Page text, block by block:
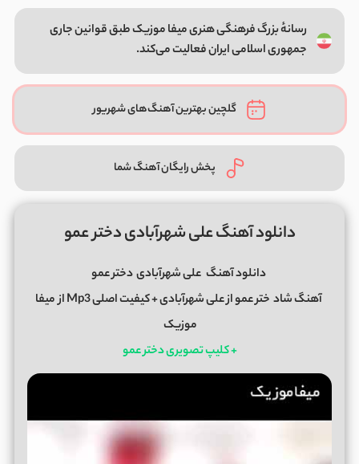
رسانهٔ بزرگ فرهنگی هنری میفا موزیک طبق قوانین جاری
جمهوری اسلامی ایران فعالیت می‌کند.
گلچین بهترین آهنگ‌های شهریور
پخش رایگان آهنگ شما
دانلود آهنگ علی شهرآبادی دختر عمو
دانلود آهنگ علی شهرآبادیدختر عمو
آهنگ شاد ختر عموازعلی شهرآبادی+ کیفیت اصلی Mp3 از
میفا
موزیک
+ کلیپ تصویری دختر عمو